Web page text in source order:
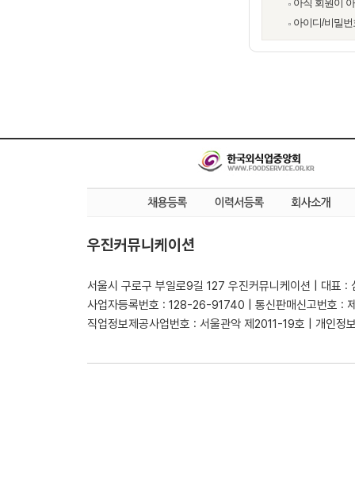
아직 회원이
아이디/비밀
우진커뮤니케이션
서울시 구로구 부일로9길 127 우진커뮤니케이션 | 대표 :
사업자등록번호 : 128-26-91740 | 통신판매신고번호 :
직업정보제공사업번호 : 서울관악 제2011-19호 | 개인정